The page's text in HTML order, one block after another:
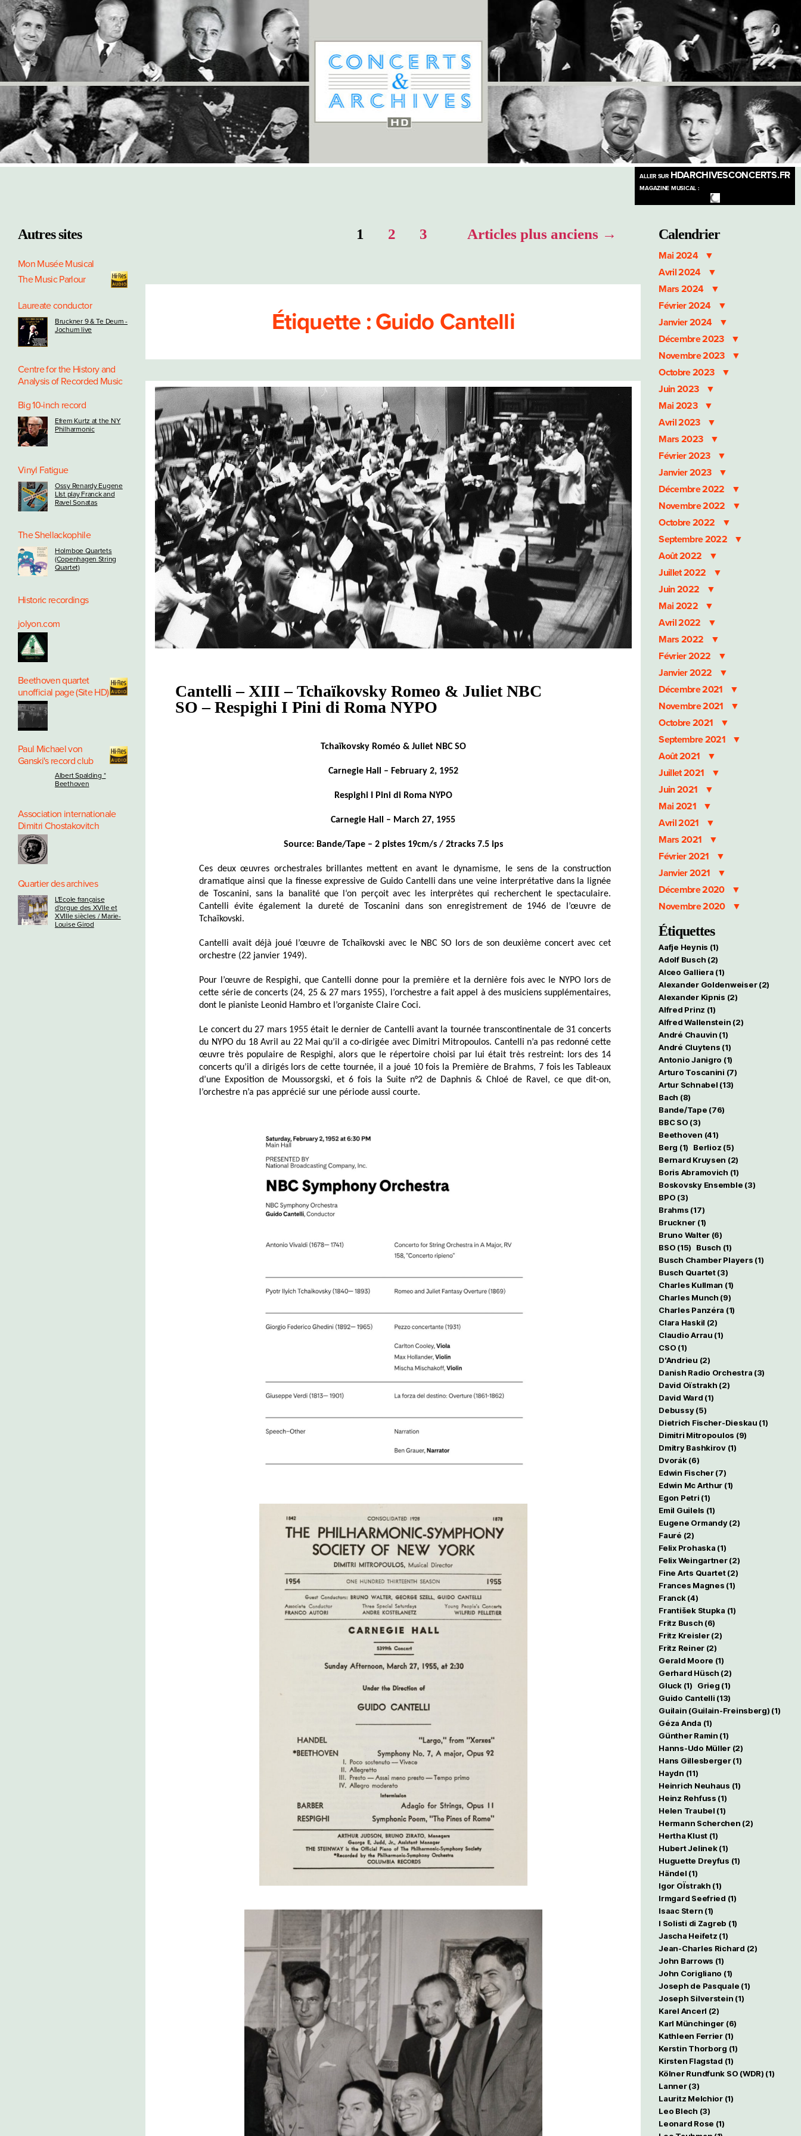
Autres sites
Mon Musée Musical
The Music Parlour
Laureate conductor
Bruckner 9 & Te Deum -
Jochum live
Centre for the History and
Analysis of Recorded Music
Big 10-inch record
Efrem Kurtz at the NY
Philharmonic
Vinyl Fatigue
Ossy Renardy Eugene
LIst play Franck and
Ravel Sonatas
The Shellackophile
Holmboe Quartets
(Copenhagen String
Quartet)
Historic recordings
jolyon.com
Beethoven quartet
unofficial page (Site HD)
Paul Michael von
Ganski's record club
Albert Spalding *
Beethoven
Association internationale
Dimitri Chostakovitch
Quartier des archives
L'Ecole française
d'orgue des XVIIe et
XVIIIe siècles / Marie-
Louise Girod
des
publications
1 2 3 Articles plus anciens →
Étiquette :Guido Cantelli
Cantelli – XIII – Tchaïkovsky Romeo & Juliet NBC
SO – Respighi I Pini di Roma NYPO
Tchaïkovsky Roméo & Juliet NBC SO
Carnegie Hall – February 2, 1952
Respighi I Pini di Roma NYPO
Carnegie Hall – March 27, 1955
Source: Bande/Tape – 2 pistes 19cm/s / 2tracks 7.5 ips
Ces deux œuvres orchestrales brillantes mettent en avant le dynamisme, le sens de la construction
dramatique ainsi que la finesse expressive de Guido Cantelli dans une veine interprétative dans la lignée
de Toscanini, sans la banalité que l‘on perçoit avec les interprètes qui recherchent le spectaculaire.
Cantelli évite également la dureté de Toscanini dans son enregistrement de 1946 de l’œuvre de
Tchaïkovski.
Cantelli avait déjà joué l’œuvre de Tchaïkovski avec le NBC SO lors de son deuxième concert avec cet
orchestre (22 janvier 1949).
Pour l’œuvre de Respighi, que Cantelli donne pour la première et la dernière fois avec le NYPO lors de
cette série de concerts (24, 25 & 27 mars 1955), l’orchestre a fait appel à des musiciens supplémentaires,
dont le pianiste Leonid Hambro et l’organiste Claire Coci.
Le concert du 27 mars 1955 était le dernier de Cantelli avant la tournée transcontinentale de 31 concerts
du NYPO du 18 Avril au 22 Mai qu’il a co-dirigée avec Dimitri Mitropoulos. Cantelli n’a pas redonné cette
œuvre très populaire de Respighi, alors que le répertoire choisi par lui était très restreint: lors des 14
concerts qu’il a dirigés lors de cette tournée, il a joué 10 fois la Première de Brahms, 7 fois les Tableaux
d’une Exposition de Moussorgski, et 6 fois la Suite n°2 de Daphnis & Chloé de Ravel, ce que dit-on,
l’orchestre n’a pas apprécié sur une période aussi courte.
ALLER SUR HDARCHIVESCONCERTS.FR
MAGAZINE MUSICAL :
Calendrier
Mai 2024
Avril 2024
Mars 2024
Février 2024
Janvier 2024
Décembre 2023
Novembre 2023
Octobre 2023
Juin 2023
Mai 2023
Avril 2023
Mars 2023
Février 2023
Janvier 2023
Décembre 2022
Novembre 2022
Octobre 2022
Septembre 2022
Août 2022
Juillet 2022
Juin 2022
Mai 2022
Avril 2022
Mars 2022
Février 2022
Janvier 2022
Décembre 2021
Novembre 2021
Octobre 2021
Septembre 2021
Août 2021
Juillet 2021
Juin 2021
Mai 2021
Avril 2021
Mars 2021
Février 2021
Janvier 2021
Décembre 2020
Novembre 2020
Étiquettes
Aafje Heynis (1)
Adolf Busch (2)
Alceo Galliera (1)
Alexander Goldenweiser(2)
Alexander Kipnis (2)
Alfred Prinz (1)
Alfred Wallenstein (2)
André Chauvin (1)
André Cluytens (1)
Antonio Janigro (1)
Arturo Toscanini (7)
Artur Schnabel (13)
Bach (8)
Bande/Tape (76)
BBC SO (3)
Beethoven (41)
Berg (1) Berlioz (5)
Bernard Kruysen (2)
Boris Abramovich (1)
Boskovsky Ensemble (3)
BPO (3)
Brahms (17)
Bruckner (1)
Bruno Walter(6)
BSO (15) Busch (1)
Busch Chamber Players (1)
Busch Quartet(3)
Charles Kullman (1)
Charles Munch (9)
Charles Panzéra (1)
Clara Haskil (2)
Claudio Arrau (1)
CSO (1)
D'Andrieu (2)
Danish Radio Orchestra (3)
David Oïstrakh (2)
David Ward (1)
Debussy(5)
Dietrich Fischer-Dieskau (1)
Dimitri Mitropoulos (9)
Dmitry Bashkirov(1)
Dvorák(6)
Edwin Fischer(7)
Edwin Mc Arthur (1)
Egon Petri (1)
Emil Guilels (1)
Eugene Ormandy(2)
Fauré (2)
Felix Prohaska (1)
Felix Weingartner(2)
Fine Arts Quartet(2)
Frances Magnes (1)
Franck(4)
František Stupka (1)
Fritz Busch (6)
Fritz Kreisler(2)
Fritz Reiner(2)
Gerald Moore (1)
Gerhard Hüsch (2)
Gluck(1) Grieg (1)
Guido Cantelli (13)
Guilain (Guilain-Freinsberg) (1)
Géza Anda (1)
Günther Ramin (1)
Hanns-Udo Müller(2)
Hans Gillesberger(1)
Haydn (11)
Heinrich Neuhaus (1)
Heinz Rehfuss (1)
Helen Traubel (1)
Hermann Scherchen (2)
Hertha Klust(1)
Hubert Jelinek(1)
Huguette Dreyfus (1)
Händel (1)
Igor OÏstrakh (1)
Irmgard Seefried (1)
Isaac Stern (1)
I Solisti di Zagreb (1)
Jascha Heifetz (1)
Jean-Charles Richard (2)
John Barrows (1)
John Corigliano (1)
Joseph de Pasquale (1)
Joseph Silverstein (1)
Karel Ancerl (2)
Karl Münchinger (6)
Kathleen Ferrier(1)
Kerstin Thorborg (1)
Kirsten Flagstad (1)
Kölner Rundfunk SO (WDR) (1)
Lanner(3)
Lauritz Melchior(1)
Leo Blech (3)
Leonard Rose (1)